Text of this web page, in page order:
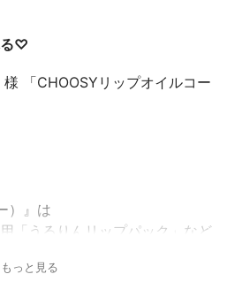
る♡
「CHOOSYリップオイルコー
）』は
「うるりんリップパック」など
♫
もっと見る